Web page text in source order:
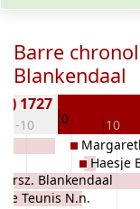
Barre
Blankendaal
-10 0 10
1727
Blankendaal
Teunis N.n.
Haesje